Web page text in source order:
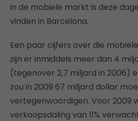
in de mobiele markt is deze
vinden in Barcelona.
Een paar cijfers over die
zijn er inmiddels meer dan 4
(tegenover 2,7 miljard in 2006)
zou in 2009 67 miljard dollar
vertegenwoordigen. Voor 2009
verkoopsdaling van 11%